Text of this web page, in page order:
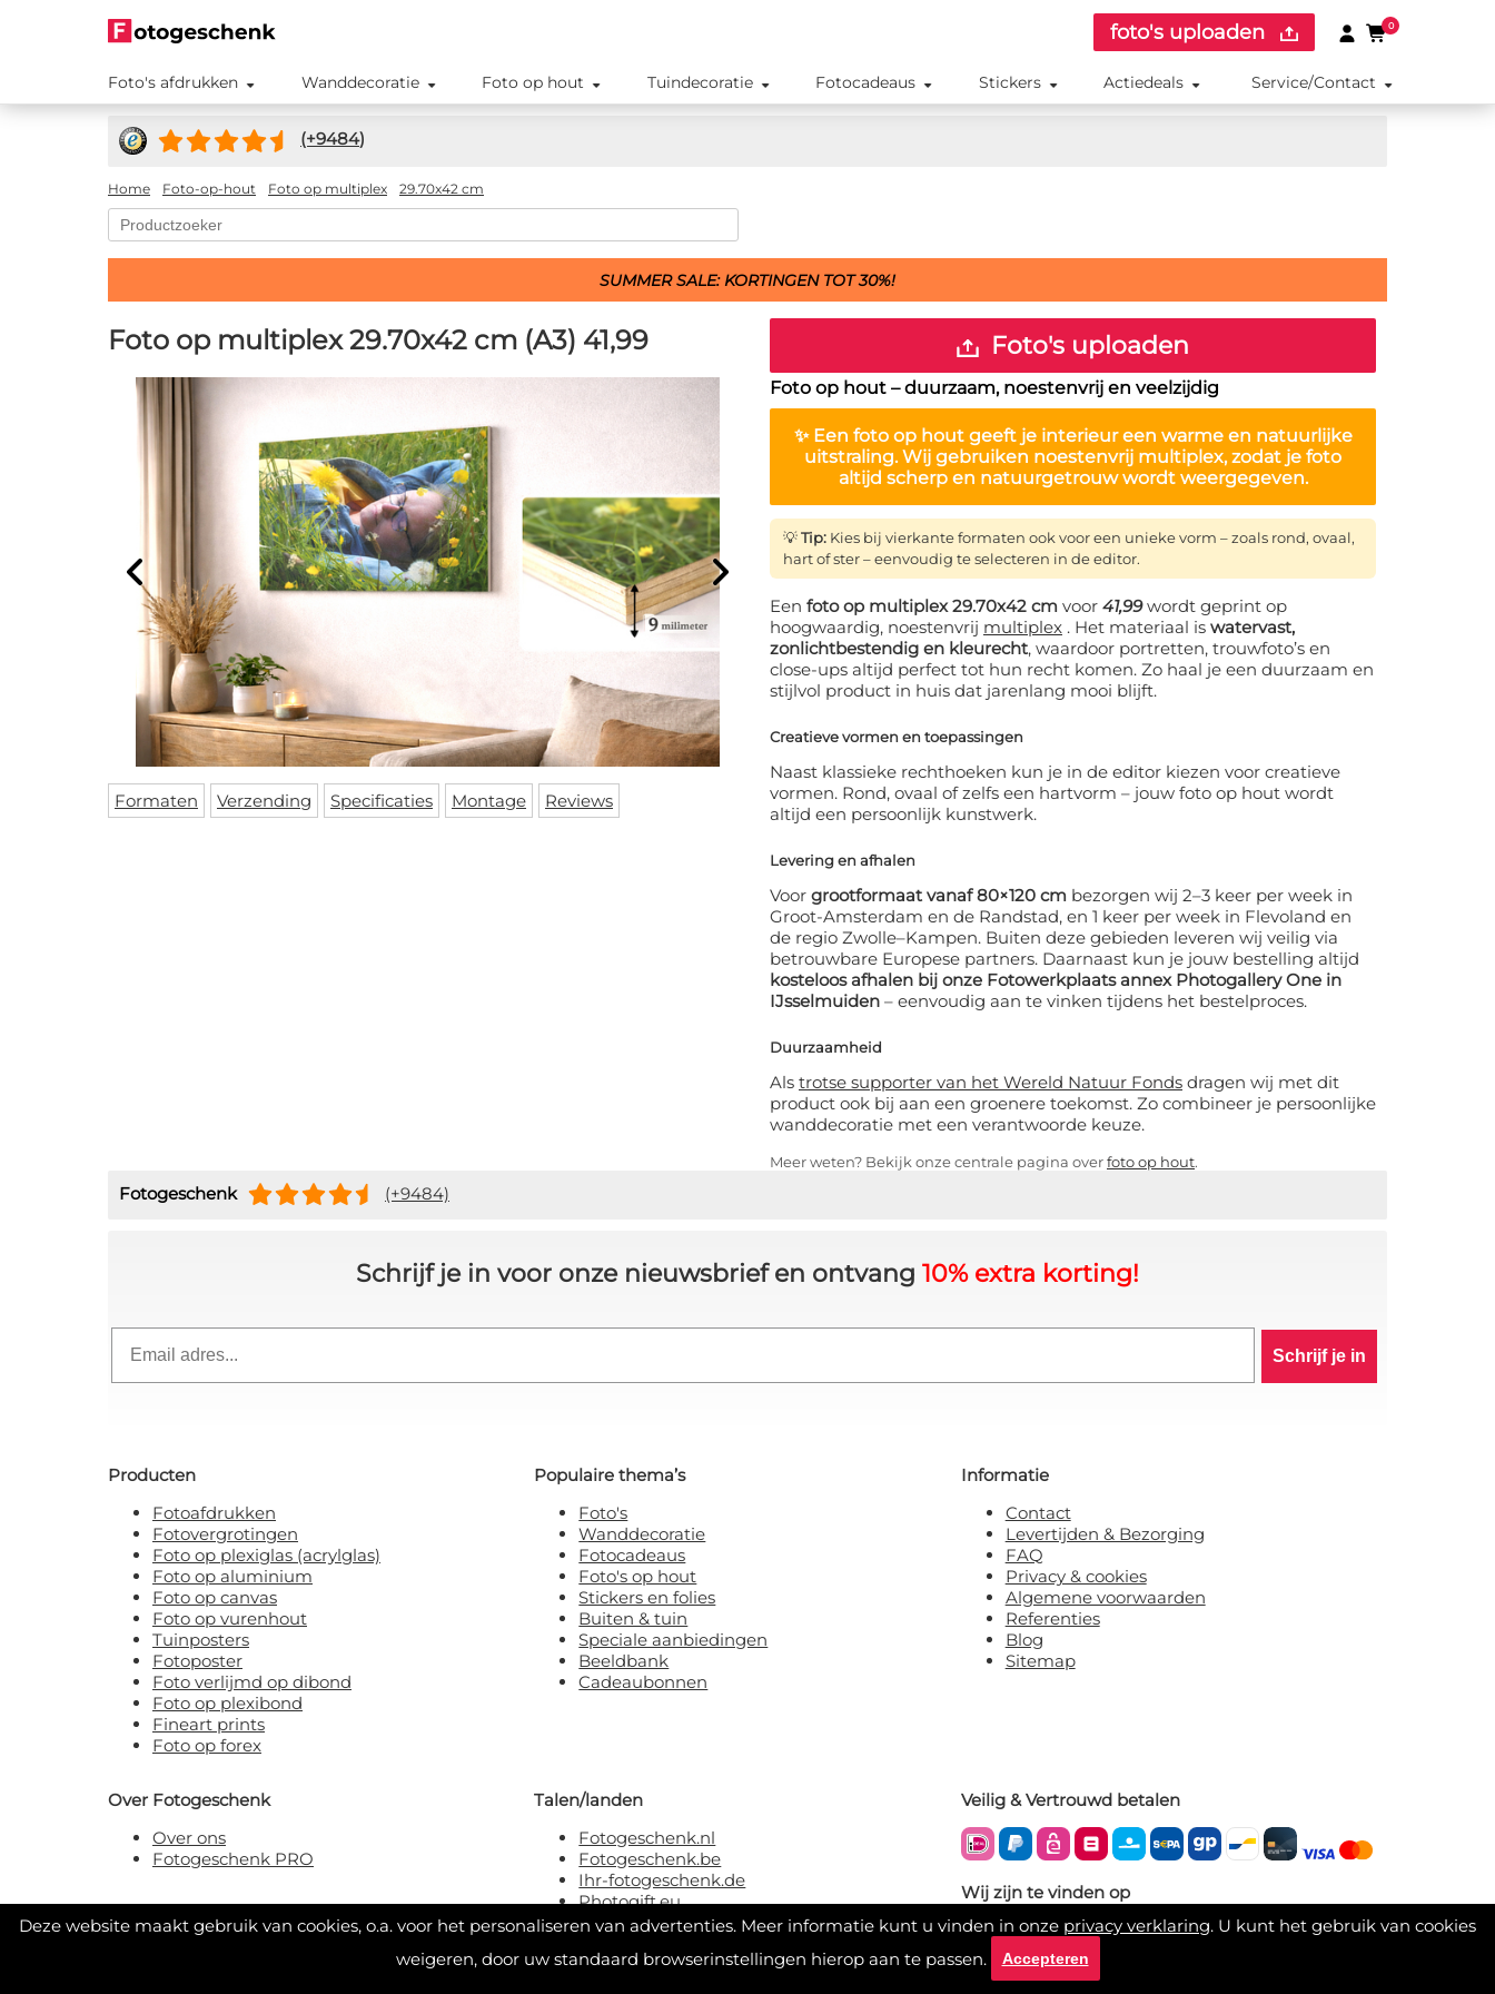
Deze website maakt gebruik van cookies, o.a. voor het personaliseren van advertenties. Meer informatie kunt u vinden in onze privacy verklaring. U kunt het gebruik van cookies
weigeren, door uw standaard browserinstellingen hierop aan te passen.
Accepteren
foto's uploaden 0
Foto's afdrukken Wanddecoratie Foto op hout Tuindecoratie Fotocadeaus Stickers Actiedeals Service/Contact
(+9484)
Home Foto-op-hout Foto op multiplex 29.70x42 cm
SUMMER SALE: KORTINGEN TOT 30%!
Foto op multiplex 29.70x42 cm (A3) 41,99
Formaten Verzending Specificaties Montage Reviews
Foto's uploaden
Foto op hout – duurzaam, noestenvrij en veelzijdig
✨ Een foto op houtgeeft je interieur een warme en natuurlijke
uitstraling. Wij gebruiken noestenvrij multiplex, zodat je foto
altijd scherp en natuurgetrouw wordt weergegeven.
💡Tip: Kies bij vierkante formaten ook voor een unieke vorm – zoals rond, ovaal,
hart of ster – eenvoudig te selecteren in de editor.
Een foto op multiplex 29.70x42 cm voor 41,99wordt geprint op
hoogwaardig, noestenvrij multiplex . Het materiaal is watervast,
zonlichtbestendig en kleurecht, waardoor portretten, trouwfoto’s en
close-ups altijd perfect tot hun recht komen. Zo haal je een duurzaam en
stijlvol product in huis dat jarenlang mooi blijft.
Creatieve vormen en toepassingen
Naast klassieke rechthoeken kun je in de editor kiezen voor creatieve
vormen. Rond, ovaal of zelfs een hartvorm – jouw foto op hout wordt
altijd een persoonlijk kunstwerk.
Levering en afhalen
Voor grootformaat vanaf 80×120 cm bezorgen wij 2–3 keer per week in
Groot-Amsterdam en de Randstad, en 1 keer per week in Flevoland en
de regio Zwolle–Kampen. Buiten deze gebieden leveren wij veilig via
betrouwbare Europese partners. Daarnaast kun je jouw bestelling altijd
kosteloos afhalen bij onze Fotowerkplaats annex Photogallery One in
IJsselmuiden – eenvoudig aan te vinken tijdens het bestelproces.
Duurzaamheid
Als trotse supporter van het Wereld Natuur Fonds dragen wij met dit
product ook bij aan een groenere toekomst. Zo combineer je persoonlijke
wanddecoratie met een verantwoorde keuze.
Meer weten? Bekijk onze centrale pagina overfoto op hout.
Fotogeschenk (+9484)
Schrijf je in voor onze nieuwsbrief en ontvang 10% extra korting!
Schrijf je in
Producten
Fotoafdrukken
Fotovergrotingen
Foto op plexiglas (acrylglas)
Foto op aluminium
Foto op canvas
Foto op vurenhout
Tuinposters
Fotoposter
Foto verlijmd op dibond
Foto op plexibond
Fineart prints
Foto op forex
Populaire thema’s
Foto's
Wanddecoratie
Fotocadeaus
Foto's op hout
Stickers en folies
Buiten & tuin
Speciale aanbiedingen
Beeldbank
Cadeaubonnen
Informatie
Contact
Levertijden & Bezorging
FAQ
Privacy & cookies
Algemene voorwaarden
Referenties
Blog
Sitemap
Over Fotogeschenk
Over ons
Fotogeschenk PRO
Talen/landen
Fotogeschenk.nl
Fotogeschenk.be
Ihr-fotogeschenk.de
Photogift.eu
Veilig & Vertrouwd betalen
Wij zijn te vinden op